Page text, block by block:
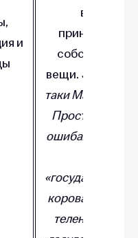
и
вещь,
принадлежат
собственнику
вещи. Значит,
таки Матроскин
ошибался: все,
корова —
теленок —